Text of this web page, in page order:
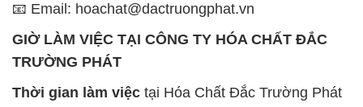
📧 Email: hoachat@dactruongphat.vn
GIỜ LÀM VIỆC TẠI CÔNG TY HÓA CHẤT ĐẮC
TRƯỜNG PHÁT
Thời gian làm việc tại Hóa Chất Đắc Trường Phát